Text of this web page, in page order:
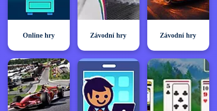
Online hry Závodní hry Závodní hry